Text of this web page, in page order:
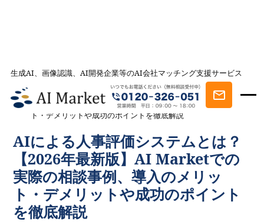
生成AI、画像認識、AI開発企業等のAI会社マッチング支援サービス
AI会社とのマッチングは AI Market
記事一覧
AI事例・AI活用法を探す
AIによる人事評価システムとは？
【2026年最新版】AI Marketでの実際の相談事例、導入のメリッ
ト・デメリットや成功のポイントを徹底解説
AIによる人事評価システムとは？
【2026年最新版】AI Marketでの
実際の相談事例、導入のメリッ
ト・デメリットや成功のポイント
を徹底解説